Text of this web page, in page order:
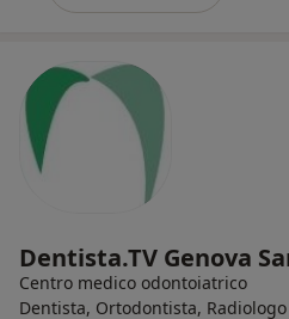
Dentista.TV Genova
Centro medico odontoiatrico
Dentista, Ortodontista,